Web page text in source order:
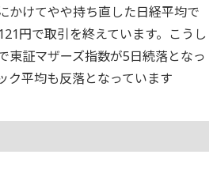
かけてやや持ち直した日経平均で
円で取引を終えています。こうし
東証マザーズ指数が5日続落となっ
ク平均も反落となっています